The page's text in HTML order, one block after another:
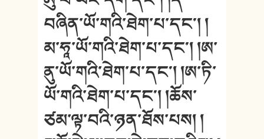
བཞིན་ཡོ་གའི་ཐེག་པ་དང༌། །
མ་ཧཱ་ཡོ་གའི་ཐེག་པ་དང༌། །ཨ་
ནུ་ཡོ་གའི་ཐེག་པ་དང༌། །ཨ་ཏི་
ཡོ་གའི་ཐེག་པ་དང༌། །ཆོས་
ཙམ་ལྟ་བའི་ཉན་ཐོས་པས། །